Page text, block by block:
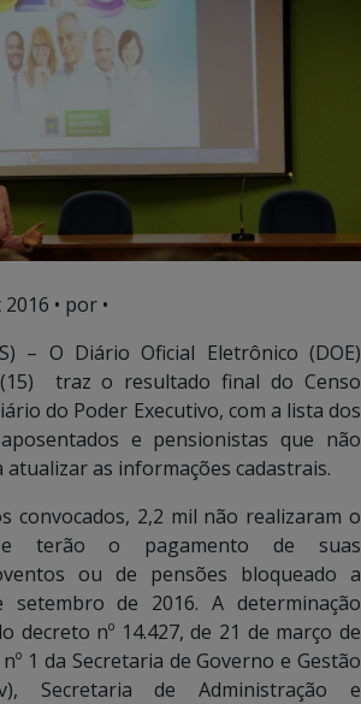
2016 • por •
– O Diário Oficial Eletrônico (DOE)
traz o resultado final do Censo
do Poder Executivo, com a lista dos
e pensionistas que não
as informações cadastrais.
convocados, 2,2 mil não realizaram o
e terão o pagamento de suas
ou de pensões bloqueado a
de 2016. A determinação
decreto nº 14.427, de 21 de março de
1 da Secretaria de Governo e Gestão
Secretaria de Administração e